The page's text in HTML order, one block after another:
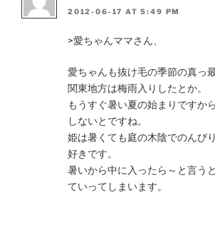
2012-06-17 AT 5:49 PM
>愛ちゃんママさん、
愛ちゃんも抜け毛の季節の真っ
関東地方は梅雨入りしたとか。
もうすぐ暑い夏の始まりですか
しないとですね。
姫は暑くても庭の木陰でのんび
好きです。
暑いから中に入ったら～と言う
ていってしまいます。